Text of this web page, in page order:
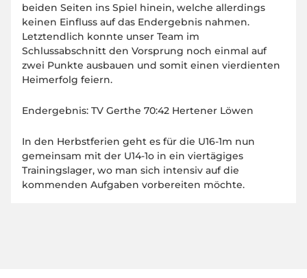
beiden Seiten ins Spiel hinein, welche allerdings
keinen Einfluss auf das Endergebnis nahmen.
Letztendlich konnte unser Team im
Schlussabschnitt den Vorsprung noch einmal auf
zwei Punkte ausbauen und somit einen vierdienten
Heimerfolg feiern.
Endergebnis: TV Gerthe 70:42 Hertener Löwen
In den Herbstferien geht es für die U16-1m nun
gemeinsam mit der U14-1o in ein viertägiges
Trainingslager, wo man sich intensiv auf die
kommenden Aufgaben vorbereiten möchte.